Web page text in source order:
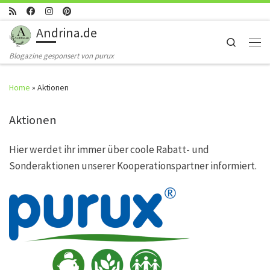
Skip to content
Andrina.de
Blogazine gesponsert von purux
Search
Home » Aktionen
Aktionen
Hier werdet ihr immer über coole Rabatt- und
Sonderaktionen unserer Kooperationspartner informiert.